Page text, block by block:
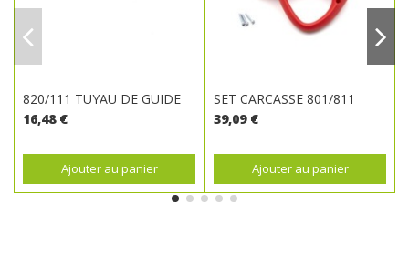
820/111 TUYAU DE GUIDE
16,48 €
Ajouter au panier
SET CARCASSE 801/811
39,09 €
Ajouter au panier